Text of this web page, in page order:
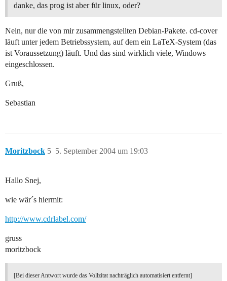
danke, das prog ist aber für linux, oder?
Nein, nur die von mir zusammengstellten Debian-Pakete. cd-cover
läuft unter jedem Betriebssystem, auf dem ein LaTeX-System (das
ist Voraussetzung) läuft. Und das sind wirklich viele, Windows
eingeschlossen.
Gruß,
Sebastian
Moritzbock 5. September 2004 um 19:03
5
Hallo Snej,
wie wär´s hiermit:
http://www.cdrlabel.com/
gruss
moritzbock
[Bei dieser Antwort wurde das Vollzitat nachträglich automatisiert entfernt]